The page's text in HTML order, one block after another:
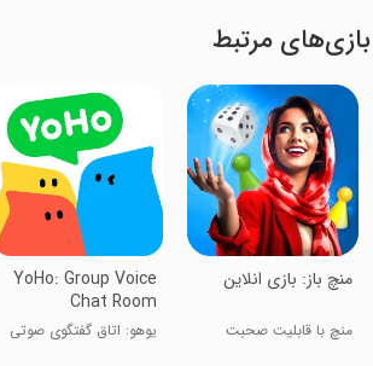
بازی‌های مرتبط
‏‏‏‏‏‏‏‏‏‏‏‏‏‏‏‏منچ باز: بازی انلاین
منچ با قابلیت صحبت
YoHo: Group Voice
Chat Room
یوهو: اتاق گفتگوی صوتی